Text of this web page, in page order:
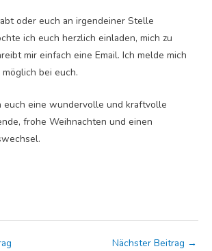
oder euch an irgendeiner Stelle
ich euch herzlich einladen, mich zu
mir einfach eine Email. Ich melde mich
bei euch.
euch eine wundervolle und kraftvolle
frohe Weihnachten und einen
Nächster Beitrag →